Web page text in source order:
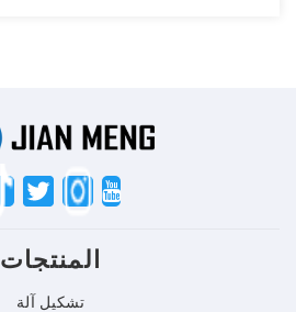
Twitter
المنتجات
تشكيل آلة